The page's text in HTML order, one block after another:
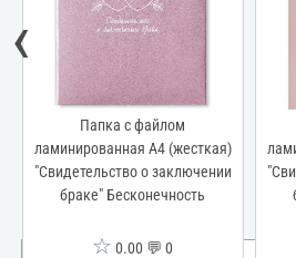
Папка с файлом
ламинированная А4 (жесткая)
"Свидетельство о заключении
браке" Бесконечность
☆ 0.00 💬 0
‹